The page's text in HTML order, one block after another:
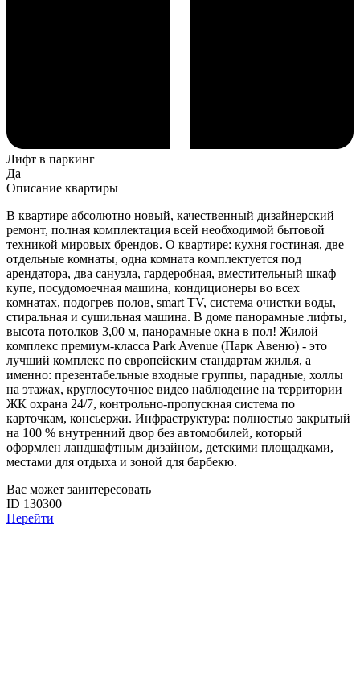
Лифт в паркинг
Да
Описание квартиры
В квартире абсолютно новый, качественный дизайнерский
ремонт, полная комплектация всей необходимой бытовой
техникой мировых брендов. О квартире: кухня гостиная, две
отдельные комнаты, одна комната комплектуется под
арендатора, два санузла, гардеробная, вместительный шкаф
купе, посудомоечная машина, кондиционеры во всех
комнатах, подогрев полов, smart TV, система очистки воды,
стиральная и сушильная машина. В доме панорамные лифты,
высота потолков 3,00 м, панорамные окна в пол! Жилой
комплекс премиум-класса Park Avenue (Парк Авеню) - это
лучший комплекс по европейским стандартам жилья, а
именно: презентабельные входные группы, парадные, холлы
на этажах, круглосуточное видео наблюдение на территории
ЖК охрана 24/7, контрольно-пропускная система по
карточкам, консьержи. Инфраструктура: полностью закрытый
на 100 % внутренний двор без автомобилей, который
оформлен ландшафтным дизайном, детскими площадками,
местами для отдыха и зоной для барбекю.
Вас может заинтересовать
ID 130300
Перейти